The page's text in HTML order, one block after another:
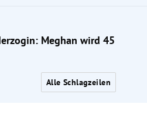
13 schon fast so groß wie
Meghan wird 45
Alle Schlagzeilen